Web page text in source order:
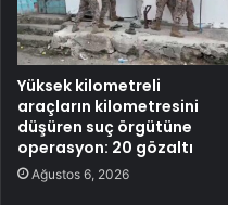
Yüksek kilometreli
araçların kilometresini
düşüren suç örgütüne
operasyon: 20 gözaltı
Ağustos 6, 2026